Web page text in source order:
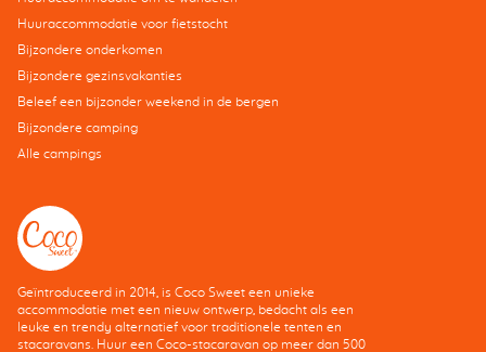
Huuraccommodatie voor fietstocht
Bijzondere onderkomen
Bijzondere gezinsvakanties
Beleef een bijzonder weekend in de bergen
Bijzondere camping
Alle campings
Geïntroduceerd in 2014, is Coco Sweet een unieke
accommodatie met een nieuw ontwerp, bedacht als een
leuke en trendy alternatief voor traditionele tenten en
stacaravans. Huur een Coco-stacaravan op meer dan 500